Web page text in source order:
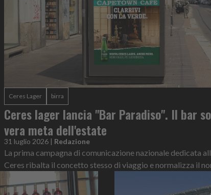
Ceres Lager birra
Ceres lager lancia "Bar Paradiso". Il bar
vera meta dell'estate
31 luglio 2026 | Redazione
La prima campagna di comunicazione nazionale dedicata
Ceres ribalta il concetto stesso di viaggio e normalizza il